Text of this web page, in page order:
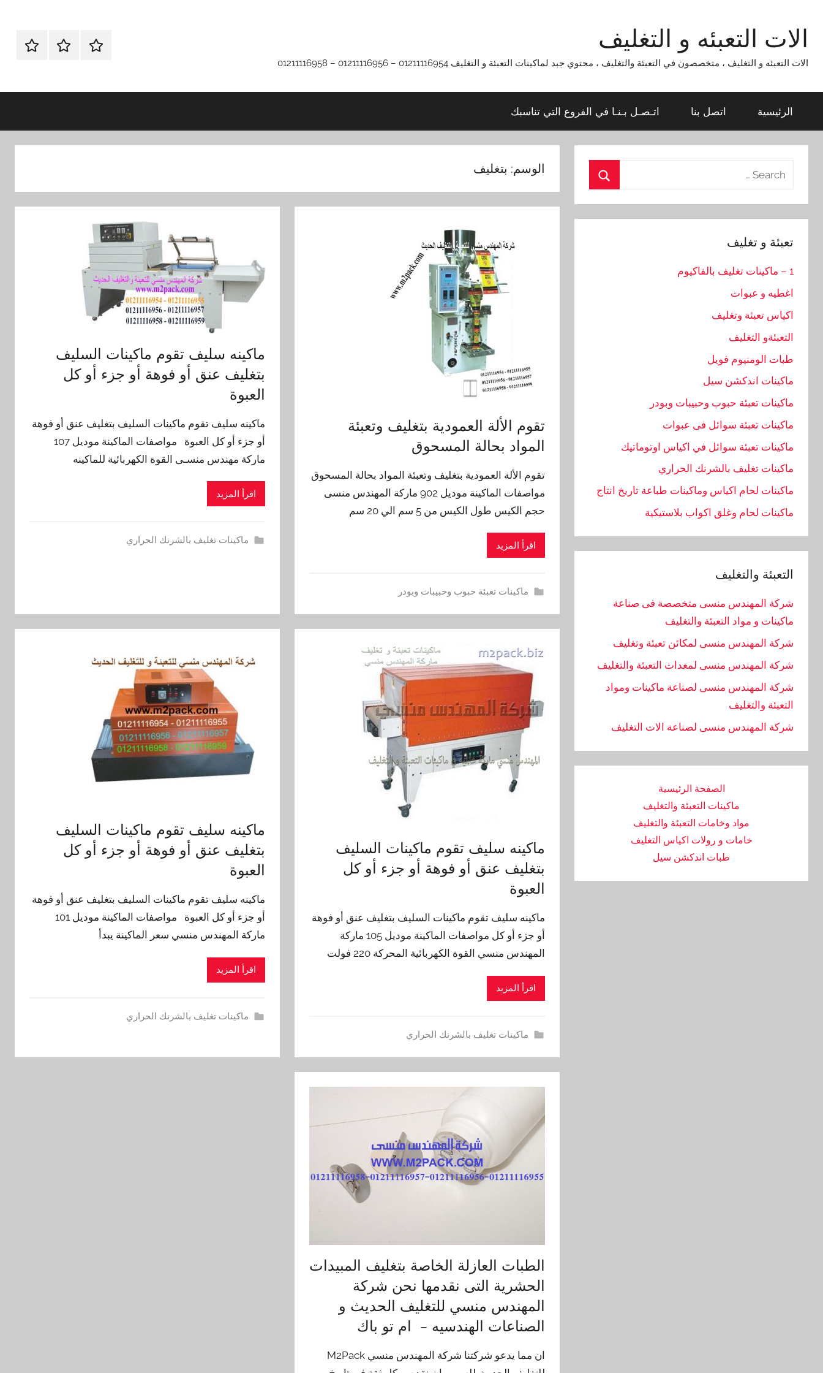
contentالات التعبئه و التغليف
الات التعبئه و التغليف ، متخصصون في التعبئة والتغليف ، محتوي جبد لماكينات التعبئة و التغليف 01211116954 – 01211116956 – 01211116958
الرئيسيةاتصل
اتـصـل
تناسبك
الرئيسية اتصل بنا اتـصـل بـنـا في الفروع التي تناسبك
الوسم: بتغليف
تقوم الألة العمودية بتغليف وتعبئة
المواد بحالة المسحوق
تقوم الألة العمودية بتغليف وتعبئة المواد بحالة المسحوق
مواصفات الماكينة موديل 902 ماركة المهندس منسى
حجم الكيس طول الكيس من 5 سم الي 20 سم
اقرأ المزيد
ماكينات تعبئة حبوب وحبيبات وبودر
ماكينه سليف تقوم ماكينات السليف
بتغليف عنق أو فوهة أو جزء أو كل
العبوة
ماكينه سليف تقوم ماكينات السليف بتغليف عنق أو فوهة
أو جزء أو كل العبوة مواصفات الماكينة موديل 107
ماركة مهندس منسـى القوة الكهربائية للماكينه
اقرأ المزيد
ماكينات تغليف بالشرنك الحراري
ماكينه سليف تقوم ماكينات السليف
بتغليف عنق أو فوهة أو جزء أو كل
العبوة
ماكينه سليف تقوم ماكينات السليف بتغليف عنق أو فوهة
أو جزء أو كل مواصفات الماكينة موديل 105 ماركة
المهندس منسي القوة الكهربائية المحركة 220 فولت
اقرأ المزيد
ماكينات تغليف بالشرنك الحراري
ماكينه سليف تقوم ماكينات السليف
بتغليف عنق أو فوهة أو جزء أو كل
العبوة
ماكينه سليف تقوم ماكينات السليف بتغليف عنق أو فوهة
أو جزء أو كل العبوة مواصفات الماكينة موديل 101
ماركة المهندس منسي سعر الماكينة يبدأ
اقرأ المزيد
ماكينات تغليف بالشرنك الحراري
الطبات العازلة الخاصة بتغليف المبيدات
الحشرية التى نقدمها نحن شركة
المهندس منسي للتغليف الحديث و
الصناعات الهندسيه – ام تو باك
ان مما يدعو شركتنا شركة المهندس منسي M2Pack
Search
تعبئة و تغليف
1 – ماكينات تغليف بالفاكيوم
اغطيه و عبوات
اكياس تعبئة وتغليف
التعبئةو التغليف
طبات الومنيوم فويل
ماكينات اندكشن سيل
ماكينات تعبئة حبوب وحبيبات وبودر
ماكينات تعبئة سوائل فى عبوات
ماكينات تعبئة سوائل في اكياس اوتوماتيك
ماكينات تغليف بالشرنك الحراري
ماكينات لحام اكياس وماكينات طباعة تاريخ انتاج
ماكينات لحام وغلق اكواب بلاستيكية
التعبئة والتغليف
شركة المهندس منسى متخصصة فى صناعة
ماكينات و مواد التعبئة والتغليف
شركة المهندس منسى لمكائن تعبئة وتغليف
شركة المهندس منسى لمعدات التعبئة والتغليف
شركة المهندس منسى لصناعة ماكينات ومواد
التعبئة والتغليف
‏شركة المهندس منسى لصناعة الات التغليف
الصفحة الرئيسية
ماكينات التعبئة والتغليف
مواد وخامات التعبئة والتغليف
خامات و رولات اكياس التغليف
طبات اندكشن سيل